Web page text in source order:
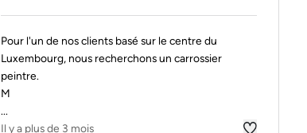
Pour l'un de nos clients basé sur le centre du
Luxembourg, nous recherchons un carrossier
peintre.
M
...
Il y a plus de 3 mois